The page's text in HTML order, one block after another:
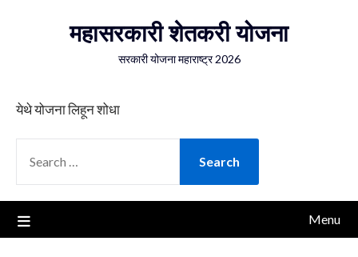
महासरकारी शेतकरी योजना
सरकारी योजना महाराष्ट्र 2026
येथे योजना लिहून शोधा
FOR:
Menu